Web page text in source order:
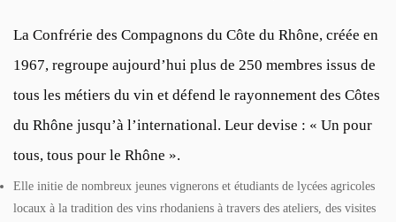
La Confrérie des Compagnons du Côte du Rhône, créée en
1967, regroupe aujourd’hui plus de 250 membres issus de
tous les métiers du vin et défend le rayonnement des Côtes
du Rhône jusqu’à l’international. Leur devise : « Un pour
tous, tous pour le Rhône ».
Elle initie de nombreux jeunes vignerons et étudiants de lycées agricoles
locaux à la tradition des vins rhodaniens à travers des ateliers, des visites